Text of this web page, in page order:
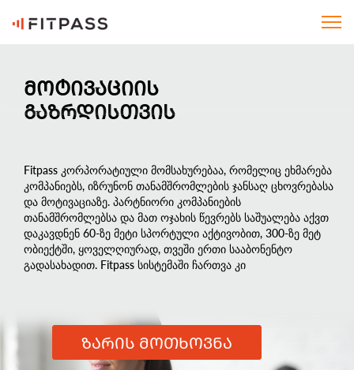
ᲛᲝᲢᲘᲕᲐᲪᲘᲘᲡ
ᲒᲐᲖᲠᲓᲘᲡᲗᲕᲘᲡ
Fitpass კორპორატიული მომსახურებაა, რომელიც ეხმარება
კომპანიებს, იზრუნონ თანამშრომლების ჯანსაღ ცხოვრებასა
და მოტივაციაზე. პარტნიორი კომპანიების
თანამშრომლებსა და მათ ოჯახის წევრებს საშუალება აქვთ
დაკავდნენ 60-ზე მეტი სპორტული აქტივობით, 300-ზე მეტ
ობიექტში, ყოველღიურად, თვეში ერთი სააბონენტო
გადასახადით. Fitpass სისტემაში ჩართვა კი
ᲖᲐᲠᲘᲡ ᲛᲝᲗᲮᲝᲕᲜᲐ